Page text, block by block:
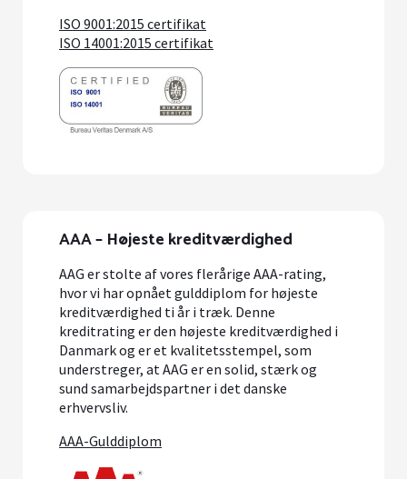
ISO 9001:2015 certifikat
ISO 14001:2015 certifikat
AAA – Højeste kreditværdighed
AAG er stolte af vores flerårige AAA-rating,
hvor vi har opnået gulddiplom for højeste
kreditværdighed ti år i træk. Denne
kreditrating er den højeste kreditværdighed i
Danmark og er et kvalitetsstempel, som
understreger, at AAG er en solid, stærk og
sund samarbejdspartner i det danske
erhvervsliv.
AAA-Gulddiplom